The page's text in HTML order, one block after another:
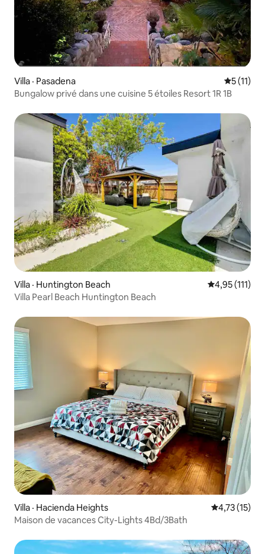
Villa · Pasadena Note
5 (11)
Bungalow privé dans une cuisine 5 étoiles Resort 1R 1B
Villa · Huntington Beach Note
4,95 (111)
Villa Pearl Beach Huntington Beach
Villa · Hacienda Heights Note
4,73 (15)
Maison de vacances City-Lights 4Bd/3Bath